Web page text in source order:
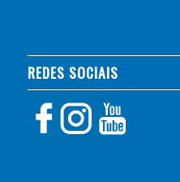
REDES SOCIAIS